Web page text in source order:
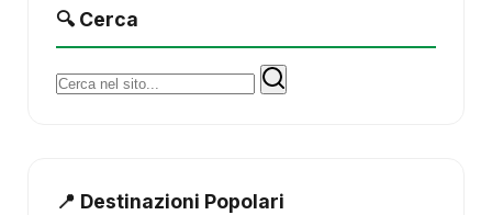
🔍 Cerca
Cerca:
📍 Destinazioni Popolari